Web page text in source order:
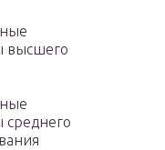
высшего
среднего